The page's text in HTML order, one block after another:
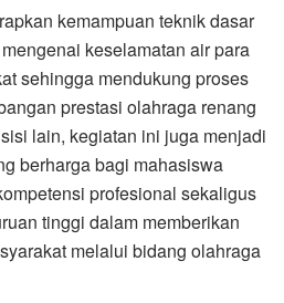
kemampuan teknik dasar
keselamatan air para
sehingga mendukung proses
prestasi olahraga renang
lain, kegiatan ini juga menjadi
berharga bagi mahasiswa
profesional sekaligus
tinggi dalam memberikan
melalui bidang olahraga